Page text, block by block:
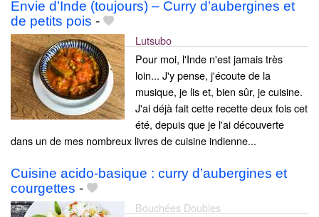
Envie d’Inde (toujours) – Curry d’aubergines et
de petits pois -
Lutsubo
Pour moi, l'Inde n'est jamais très
loin... J'y pense, j'écoute de la
musique, je lis et, bien sûr, je cuisine.
J'ai déjà fait cette recette deux fois cet
été, depuis que je l'ai découverte
dans un de mes nombreux livres de cuisine indienne...
Cuisine acido-basique : curry d’aubergines et
courgettes -
Bouchées Doubles